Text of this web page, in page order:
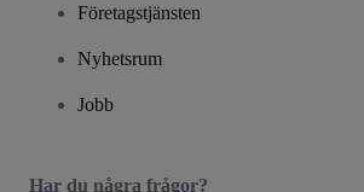
Företagstjänsten
Nyhetsrum
Jobb
Har du några frågor?